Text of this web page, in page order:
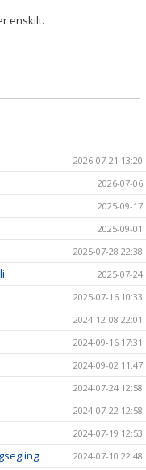
enskilt.
2026-07-21 13:20
2026-07-06
2025-09-17
2025-09-01
2025-07-28 22:38
2025-07-24
2025-07-16 10:33
2024-12-08 22:01
2024-09-16 17:31
2024-09-02 11:47
2024-07-24 12:58
2024-07-22 12:58
2024-07-19 12:53
2024-07-10 22:48